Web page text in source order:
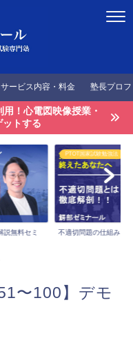
サービス内容・料金 塾長プロ
！心電図映像授業・
ットする
説無料セミ
PTOT国家試験勉強法
不適切問題の仕組みを
〜100】デモ